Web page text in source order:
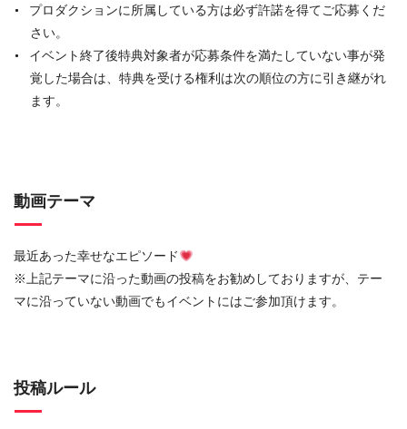
プロダクションに所属している方は必ず許諾を得てご応募くだ
さい。
イベント終了後特典対象者が応募条件を満たしていない事が発
覚した場合は、特典を受ける権利は次の順位の方に引き継がれ
ます。
動画テーマ
最近あった幸せなエピソード
※上記テーマに沿った動画の投稿をお勧めしておりますが、テー
マに沿っていない動画でもイベントにはご参加頂けます。
投稿ルール